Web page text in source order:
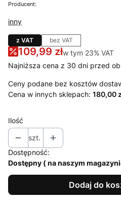
Producent:
inny
z VAT bez VAT
109,99 złw tym 23% VAT
w tym 23% VAT
Najniższa cena z 30 dni przed
Ceny podane bez kosztów
Cena w innych sklepach: 180,00
Ilość
szt.
Dostępność:
Dostępny ( na naszym
Dodaj do